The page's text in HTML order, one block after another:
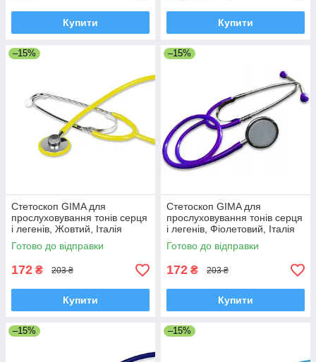
Купити Купити
–15%
Стетоскоп GIMA для
прослуховування тонів серця
і легенів, Жовтий, Італія
Готово до відправки
172 ₴ 203 ₴
Купити
–15%
Стетоскоп GIMA для
прослуховування тонів серця
і легенів, Фіолетовий, Італія
Готово до відправки
172 ₴ 203 ₴
Купити
–15% –15%